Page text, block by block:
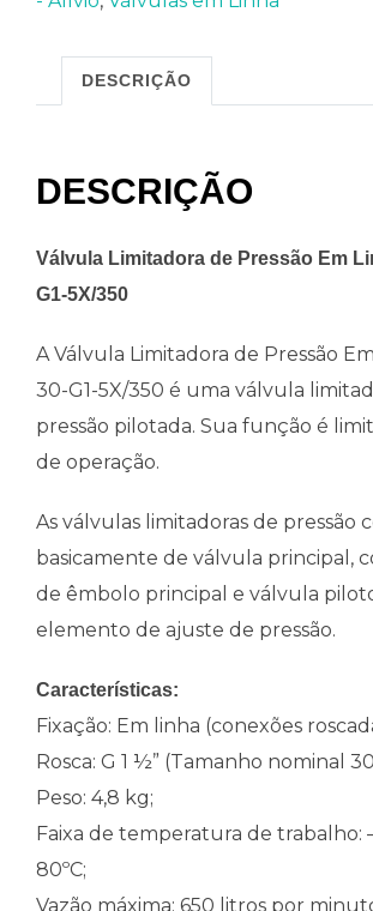
DESCRIÇÃO
DESCRIÇÃO
Válvula Limitadora de Pressão Em
G1-5X/350
A Válvula Limitadora de Pressão
30-G1-5X/350 é uma válvula
pressão pilotada. Sua função é
de operação.
As válvulas limitadoras de pressão
basicamente de válvula principal,
de êmbolo principal e válvula
elemento de ajuste de pressão.
Características:
Fixação: Em linha (conexões
Rosca: G 1 ½” (Tamanho nominal
Peso: 4,8 kg;
Faixa de temperatura de trabalho:
80ºC;
Vazão máxima: 650 litros por